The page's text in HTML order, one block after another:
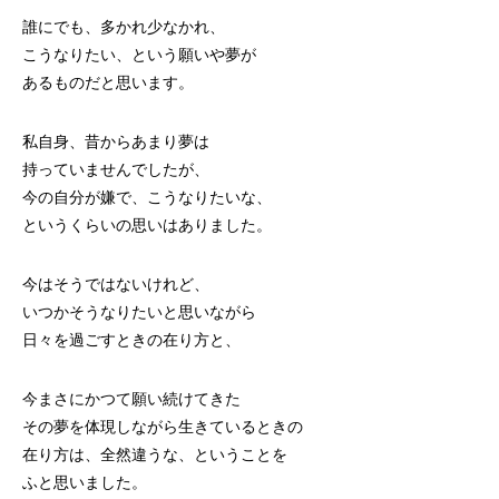
誰にでも、多かれ少なかれ、
こうなりたい、という願いや夢が
あるものだと思います。
私自身、昔からあまり夢は
持っていませんでしたが、
今の自分が嫌で、こうなりたいな、
というくらいの思いはありました。
今はそうではないけれど、
いつかそうなりたいと思いながら
日々を過ごすときの在り方と、
今まさにかつて願い続けてきた
その夢を体現しながら生きているときの
在り方は、全然違うな、ということを
ふと思いました。